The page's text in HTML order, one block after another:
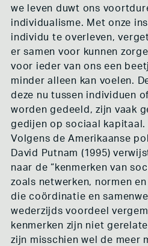
WONEN
ECODORP BOEKEL
WONINGBOUWVERENIGING
CLT H-BUURT
DE NIEUWE MEENT
ROTTERDAMS WOONGENOOTSCHAP
DE VROUWENSCHOOL
COOPLINK EN DE
DE BONTE HULST
ONS NIEUWE HOF
OVERIGE VOORBEELDEN
COLLECTIEF EIGENDOM IN DE
ENERGIECOÖPERATIES
ARBEIDERSCOÖPERATIES
DIEPVRIESCOÖPERATIE
COLLECTIEF EIGENDOM IN DE
BUURT- EN ZORGCOÖPERATIES
DIGITALE COLLECTIEVE RUIMTE
we leven duwt ons
individualisme. Met onze
individu te overleven,
er samen voor kunnen
voor ieder van ons een
minder alleen kan voelen.
deze nu tussen individuen
worden gedeeld, zijn vaak
gedijen op sociaal kapitaal.
Volgens de Amerikaanse
David Putnam (1995)
naar de “kenmerken van
zoals netwerken, normen
die coördinatie en
wederzijds voordeel
kenmerken zijn niet
zijn misschien wel de meer